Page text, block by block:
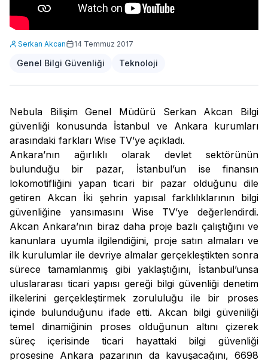
Serkan Akcan 14 Temmuz 2017
Genel Bilgi Güvenliği Teknoloji
Nebula Bilişim Genel Müdürü Serkan Akcan Bilgi
güvenliği konusunda İstanbul ve Ankara kurumları
arasındaki farkları Wise TV’ye açıkladı.
Ankara’nın ağırlıklı olarak devlet sektörünün
bulunduğu bir pazar, İstanbul’un ise finansın
lokomotifliğini yapan ticari bir pazar olduğunu dile
getiren Akcan İki şehrin yapısal farklılıklarının bilgi
güvenliğine yansımasını Wise TV’ye değerlendirdi.
Akcan Ankara’nın biraz daha proje bazlı çalıştığını ve
kanunlara uyumla ilgilendiğini, proje satın almaları ve
ilk kurulumlar ile devriye almalar gerçekleştikten sonra
sürece tamamlanmış gibi yaklaştığını, İstanbul’unsa
uluslararası ticari yapısı gereği bilgi güvenliği denetim
ilkelerini gerçekleştirmek zorululuğu ile bir proses
içinde bulunduğunu ifade etti. Akcan bilgi güveniliği
temel dinamiğinin proses olduğunun altını çizerek
süreç içerisinde ticari hayattaki bilgi güvenliği
prosesine Ankara pazarının da kavuşacağını, 6698